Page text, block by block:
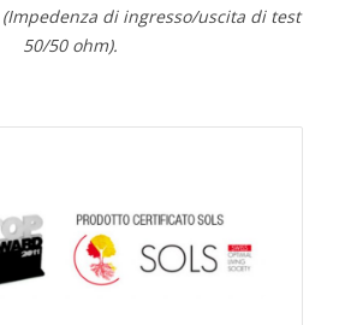
di ingresso/uscita di test
50/50 ohm).